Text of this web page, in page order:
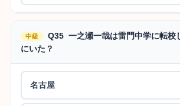
中級
Q35 一之瀬一哉は雷門中学に転校
にいた？
名古屋